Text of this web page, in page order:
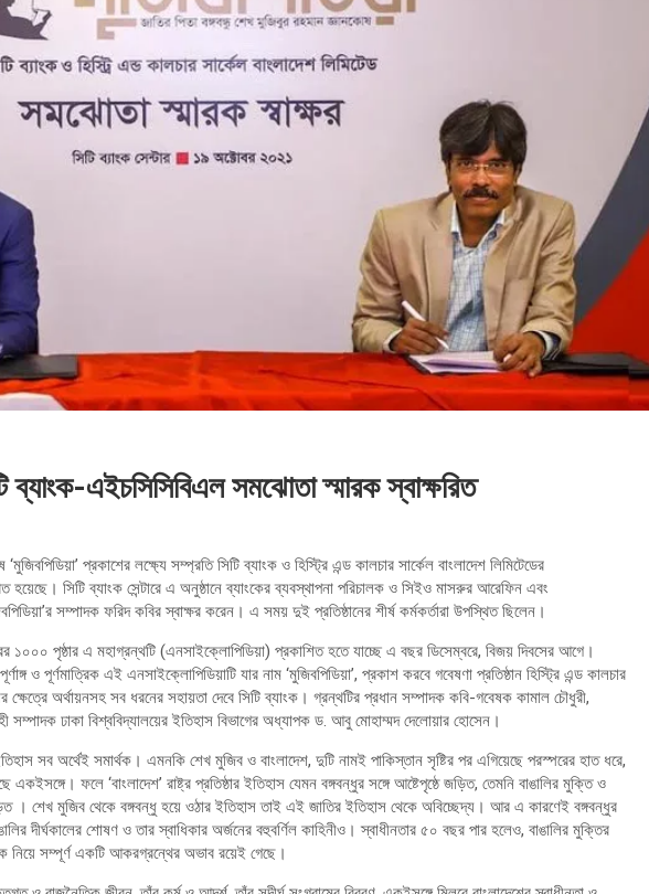
ব্যাংক-এইচসিসিবিএল সমঝোতা স্মারক স্বাক্ষরিত
প্রকাশের লক্ষ্যে সম্প্রতি সিটি ব্যাংক ও হিস্ট্রি এন্ড কালচার সার্কেল বাংলাদেশ লিমিটেডের
হয়েছে। সিটি ব্যাংক সেন্টারে এ অনুষ্ঠানে ব্যাংকের ব্যবস্থাপনা পরিচালক ও সিইও মাসরুর আরেফিন এবং
সম্পাদক ফরিদ কবির স্বাক্ষর করেন। এ সময় দুই প্রতিষ্ঠানের শীর্ষ কর্মকর্তারা উপস্থিত ছিলেন।
পৃষ্ঠার এ মহাগ্রন্থটি (এনসাইক্লোপিডিয়া) প্রকাশিত হতে যাচ্ছে এ বছর ডিসেম্বরে, বিজয় দিবসের আগে।
ও পূর্ণমাত্রিক এই এনসাইক্লোপিডিয়াটি যার নাম ‘মুজিবপিডিয়া’, প্রকাশ করবে গবেষণা প্রতিষ্ঠান হিস্ট্রি এন্ড কালচার
ক্ষেত্রে অর্থায়নসহ সব ধরনের সহায়তা দেবে সিটি ব্যাংক। গ্রন্থটির প্রধান সম্পাদক কবি-গবেষক কামাল চৌধুরী,
সম্পাদক ঢাকা বিশ্ববিদ্যালয়ের ইতিহাস বিভাগের অধ্যাপক ড. আবু মোহাম্মদ দেলোয়ার হোসেন।
সব অর্থেই সমার্থক। এমনকি শেখ মুজিব ও বাংলাদেশ, দুটি নামই পাকিস্তান সৃষ্টির পর এগিয়েছে পরস্পরের হাত ধরে,
একইসঙ্গে। ফলে ‘বাংলাদেশ’ রাষ্ট্র প্রতিষ্ঠার ইতিহাস যেমন বঙ্গবন্ধুর সঙ্গে আষ্টেপৃষ্ঠে জড়িত, তেমনি বাঙালির মুক্তি ও
। শেখ মুজিব থেকে বঙ্গবন্ধু হয়ে ওঠার ইতিহাস তাই এই জাতির ইতিহাস থেকে অবিচ্ছেদ্য। আর এ কারণেই বঙ্গবন্ধুর
দীর্ঘকালের শোষণ ও তার স্বাধিকার অর্জনের বহুবর্ণিল কাহিনীও। স্বাধীনতার ৫০ বছর পার হলেও, বাঙালির মুক্তির
নিয়ে সম্পূর্ণ একটি আকরগ্রন্থের অভাব রয়েই গেছে।